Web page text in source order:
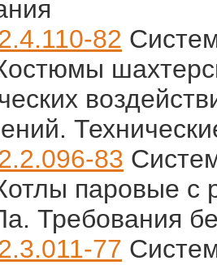
82
83
паровые с
Требования
77